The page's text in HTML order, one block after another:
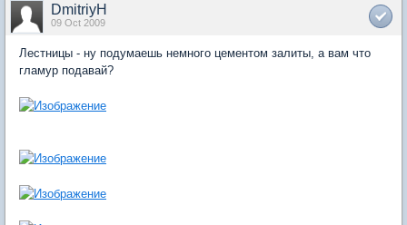
DmitriyH
09 Oct 2009
Лестницы - ну подумаешь немного цементом залиты, а вам что
гламур подавай?